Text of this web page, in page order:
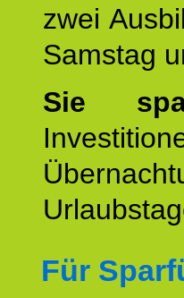
zwei
Samstag
Sie
Für